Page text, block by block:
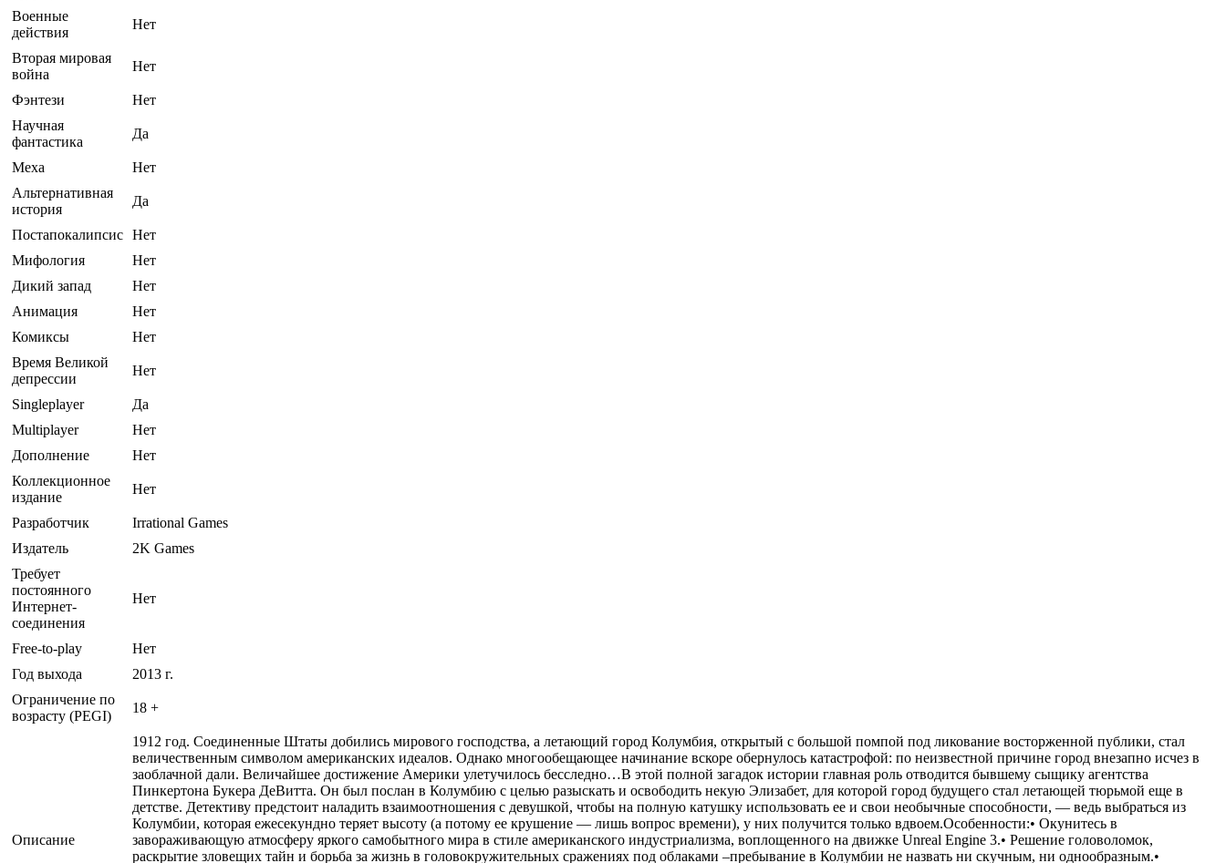
Военные
действия
Нет
Вторая мировая
война
Нет
Фэнтези
Нет
Научная
фантастика
Да
Меха
Нет
Альтернативная
история
Да
Постапокалипсис Нет
Мифология
Нет
Дикий запад
Нет
Анимация
Нет
Комиксы
Нет
Время Великой
депрессии
Нет
Singleplayer
Да
Multiplayer
Нет
Дополнение
Нет
Коллекционное
издание
Нет
Разработчик
Irrational Games
Издатель
2K Games
Требует
постоянного
Интернет-
соединения
Нет
Free-to-play
Нет
Год выхода
2013 г.
Ограничение по
возрасту (PEGI)
18 +
Описание
1912 год. Соединенные Штаты добились мирового господства, а летающий город Колумбия, открытый с большой помпой под ликование восторженной публики, стал
величественным символом американских идеалов. Однако многообещающее начинание вскоре обернулось катастрофой: по неизвестной причине город внезапно исчез в
заоблачной дали. Величайшее достижение Америки улетучилось бесследно…В этой полной загадок истории главная роль отводится бывшему сыщику агентства
Пинкертона Букера ДеВитта. Он был послан в Колумбию с целью разыскать и освободить некую Элизабет, для которой город будущего стал летающей тюрьмой еще в
детстве. Детективу предстоит наладить взаимоотношения с девушкой, чтобы на полную катушку использовать ее и свои необычные способности, — ведь выбраться из
Колумбии, которая ежесекундно теряет высоту (а потому ее крушение — лишь вопрос времени), у них получится только вдвоем.Особенности:• Окунитесь в
завораживающую атмосферу яркого самобытного мира в стиле американского индустриализма, воплощенного на движке Unreal Engine 3.• Решение головоломок,
раскрытие зловещих тайн и борьба за жизнь в головокружительных сражениях под облаками –пребывание в Колумбии не назвать ни скучным, ни однообразным.•